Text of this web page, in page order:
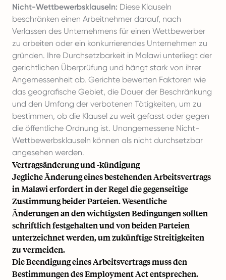
Nicht-Wettbewerbsklauseln: Diese Klauseln
beschränken einen Arbeitnehmer darauf, nach
Verlassen des Unternehmens für einen Wettbewerber
zu arbeiten oder ein konkurrierendes Unternehmen zu
gründen. Ihre Durchsetzbarkeit in Malawi unterliegt der
gerichtlichen Überprüfung und hängt stark von ihrer
Angemessenheit ab. Gerichte bewerten Faktoren wie
das geografische Gebiet, die Dauer der Beschränkung
und den Umfang der verbotenen Tätigkeiten, um zu
bestimmen, ob die Klausel zu weit gefasst oder gegen
die öffentliche Ordnung ist. Unangemessene Nicht-
Wettbewerbsklauseln können als nicht durchsetzbar
angesehen werden.
Vertragsänderung und -kündigung
Jegliche Änderung eines bestehenden Arbeitsvertrags
in Malawi erfordert in der Regel die gegenseitige
Zustimmung beider Parteien. Wesentliche
Änderungen an den wichtigsten Bedingungen sollten
schriftlich festgehalten und von beiden Parteien
unterzeichnet werden, um zukünftige Streitigkeiten
zu vermeiden.
Die Beendigung eines Arbeitsvertrags muss den
Bestimmungen des Employment Act entsprechen.